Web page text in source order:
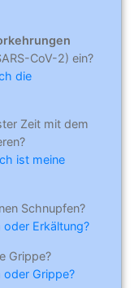
CoV-2) ein?
die
Zeit mit dem
ist meine
Schnupfen?
oder Erkältung?
Grippe?
oder Grippe?